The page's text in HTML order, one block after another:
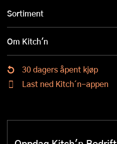
Sortiment
Om Kitch'n
30 dagers åpent kjøp
Last ned Kitch´n-appen